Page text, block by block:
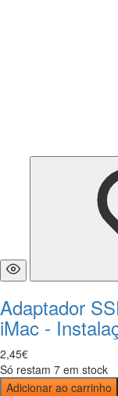
Adaptador
iMac -
2,45€
Só restam 7 em stock
Adicionar ao carrinho